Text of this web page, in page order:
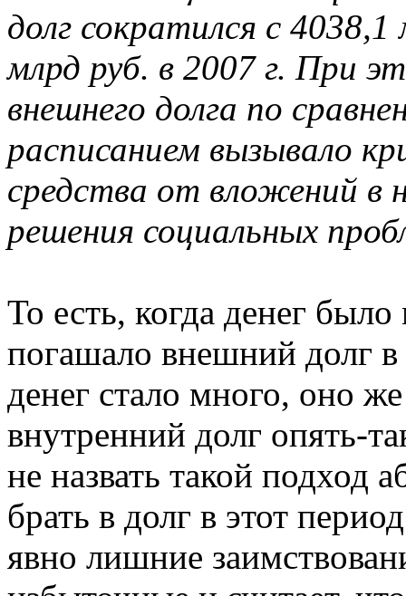
долг сократился с
млрд руб. в 2007 г. При
внешнего долга по
расписанием вызывало
средства от вложений в
решения социальных
То есть, когда денег
погашало внешний долг
денег стало много, оно
внутренний долг опять-
не назвать такой подход
брать в долг в этот
явно лишние